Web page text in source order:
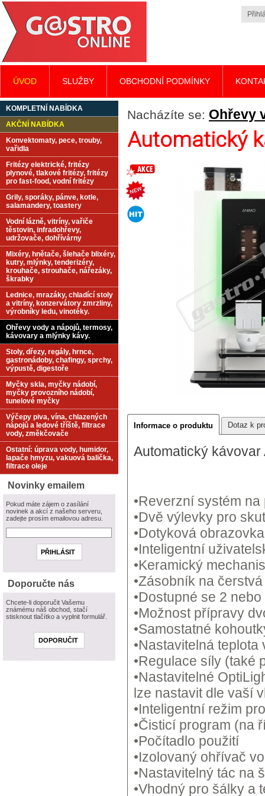
Nacházíte se: Ohřevy
Automatický
Informace o produktu Dotaz k
Automatický
•Reverzní systém
•Dvě výlevky pro
•Dotyková
•Inteligentní
•Keramický
•Zásobník na
•Dostupné se 2
•Možnost přípravy
•Samostatné
•Nastavitelná teplota
•Regulace síly (také
•Nastavitelné
lze nastavit dle vaší
•Inteligentní režim
•Čisticí program (na
•Počítadlo použití
•Izolovaný ohřívač
•Nastavitelný tác na
•Vhodný pro šálky a
KOMPLETNÍ NABÍDKA
AKČNÍ NABÍDKA
Konvektomaty, pece, trouby,
vařidla
Fritézy elektrické, fritézy
plynové, tlakové fritézy, fritézy
pro fast-food, vodní fritézy
Grily, sporáky, pánve, kotle,
salamandery, toastery
Vodní lázně, vitríny, vařiče
těstovin, infradohřevy,
udržovače, dohřívárny
Mixéry, hnětače, šlehače blixéry,
kutry, mlýnky, tenderizéry,
krouhače, strouhače, nářezáky,
škrabky
Lednice, mrazáky, chladící stoly
a vitríny, konzervátory zmrzliny,
výrobníky ledu, vinotéky.
Ohřevy vody a nápojů, termosy,
kávovary a mlýnky kávy.
Stoly, dřezy, regály, hrnce,
gastronádoby, chafingy, sprchy,
výpustě, digestoře
Myčky skla, myčky nádobí,
myčky provozního nádobí,
tunelové myčky
Výčepy piva, vína, chlazených
nápojů a ledové tříště, filtrace
vody, změkčovače
Ostatní: úprava vody, humidor,
lapače hmyzu, vakuová balička,
filtrace oleje
Novinky emailem
Pokud máte zájem o zasílání
novinek a akcí z našeho serveru,
zadejte prosím emailovou adresu.
Doporučte nás
Chcete-li doporučit Vašemu
známému náš obchod, stačí
stisknout tlačítko a vyplnit formulář.
ÚVOD SLUŽBY OBCHODNÍ PODMÍNKY